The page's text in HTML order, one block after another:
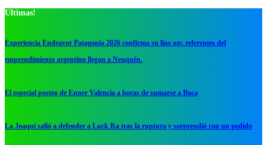
Ultimas!
Experiencia Endeavor Patagonia 2026 confirma su line up: referentes del
emprendimiento argentino llegan a Neuquén.
El especial posteo de Enner Valencia a horas de sumarse a Boca
La Joaqui salió a defender a Luck Ra tras la ruptura y sorprendió con un pedido